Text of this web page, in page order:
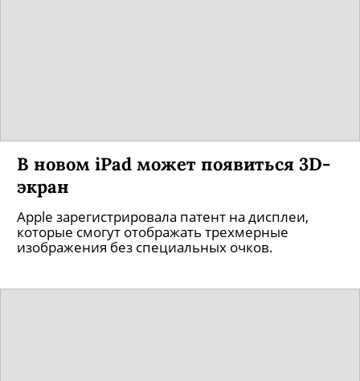
В новом iPad может появиться 3D-
экран
Apple зарегистрировала патент на дисплеи,
которые смогут отображать трехмерные
изображения без специальных очков.